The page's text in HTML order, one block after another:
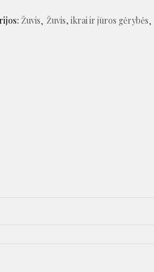
Žuvis Žuvis, ikrai ir jūros gėrybės